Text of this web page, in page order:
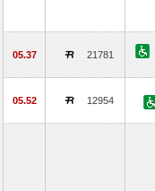
05.37 21781
05.52 12954